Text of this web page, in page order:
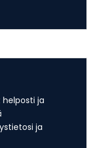
ja
ja